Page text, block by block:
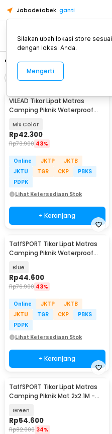
Jabodetabek ganti
"tikar lipat piknik"
Urutkan
VILEAD Tikar Lipat Matras
Camping Piknik Waterproof
Mix Color
Rp42.300
Rp73.900 43%
Online JKTP
JKTB
JKTU
TGR CKP
PBKS
PDPK
Lihat Ketersediaan Stok
+ Keranjang
TaffSPORT Tikar Lipat Matras
Camping Piknik Waterproof
Blue
Rp44.600
Rp76.900 43%
Online JKTP
JKTB
JKTU
TGR CKP
PBKS
PDPK
Lihat Ketersediaan Stok
+ Keranjang
TaffSPORT Tikar Lipat Matras
Camping Piknik Mat 2x2.1M -
Green
Rp54.600
Rp82.000 34%
Silakan ubah lokasi store sesuai
dengan lokasi Anda.
Mengerti